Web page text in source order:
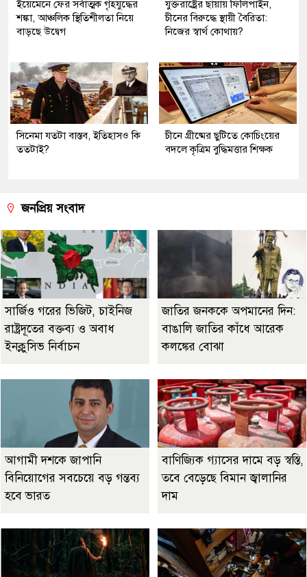
ইয়েমেনে ফের সর্বাত্মক গৃহযুদ্ধের
শঙ্কা, আঞ্চলিক স্থিতিশীলতা নিয়ে
বাড়ছে উদ্বেগ
যুক্তরাষ্ট্রের ছায়ায় ফিলিপাইন,
চীনের বিরুদ্ধে স্থায়ী বৈরিতা:
নিজের স্বার্থ কোথায়?
সিনেমা যতটা বাস্তব, ইতিহাসও কি
ততটাই?
চীনে গ্রীষ্মের ছুটিতে কোচিংয়ের
বদলে কৃত্রিম বুদ্ধিমত্তার শিক্ষক
জনপ্রিয় সংবাদ
সার্জিও গরের ভিজিট, চাইনিজ
রাষ্ট্রদূতের বক্তব্য ও অবাধ
ইনক্লুসিভ নির্বাচন
জাতির জনককে অপমানের দিন:
বাঙালি জাতির কাঁধে আরেক
কলঙ্কের বোঝা
আগামী দশকে জাপানি
বিনিয়োগের সবচেয়ে বড় গন্তব্য
হবে ভারত
বাণিজ্যিক গ্যাসের দামে বড় স্বস্তি,
তবে বেড়েছে বিমান জ্বালানির
দাম